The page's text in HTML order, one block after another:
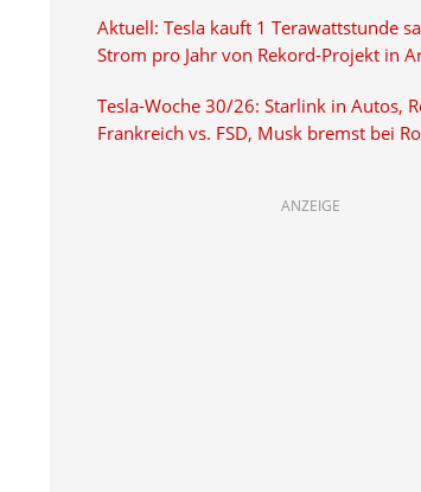
Aktuell: Tesla kauft 1 Terawattstunde
Strom pro Jahr von Rekord-Projekt in
Tesla-Woche 30/26: Starlink in Autos,
Frankreich vs. FSD, Musk bremst bei
ANZEIGE